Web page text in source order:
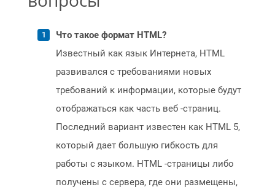
Что такое формат HTML?
Известный как язык Интернета, HTML
развивался с требованиями новых
требований к информации, которые будут
отображаться как часть веб -страниц.
Последний вариант известен как HTML 5,
который дает большую гибкость для
работы с языком. HTML -страницы либо
получены с сервера, где они размещены,